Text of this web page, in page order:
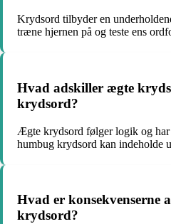
Krydsord tilbyder en
træne hjernen på og teste ens
Hvad adskiller ægte
krydsord?
Ægte krydsord følger logik og har
humbug krydsord kan indeholde
Hvad er konsekvenserne
krydsord?